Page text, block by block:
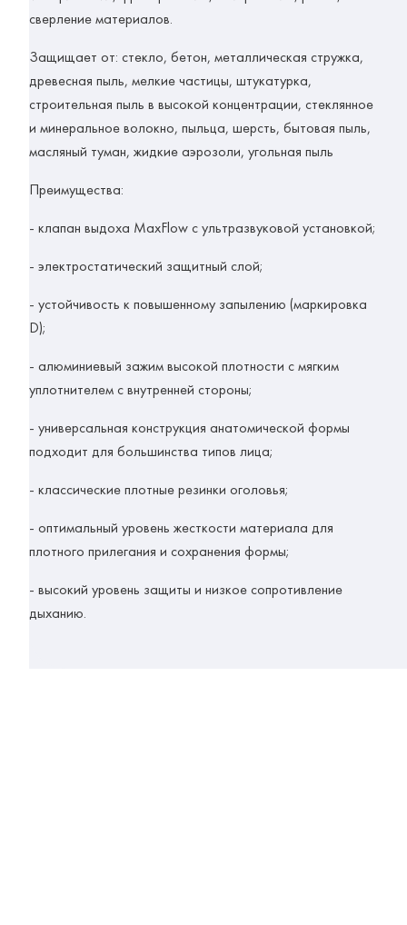
сверление материалов.
Защищает от: стекло, бетон, металлическая стружка,
древесная пыль, мелкие частицы, штукатурка,
строительная пыль в высокой концентрации, стеклянное
и минеральное волокно, пыльца, шерсть, бытовая пыль,
масляный туман, жидкие аэрозоли, угольная пыль
Преимущества:
- клапан выдоха MaxFlow с ультразвуковой установкой;
- электростатический защитный слой;
- устойчивость к повышенному запылению (маркировка
D);
- алюминиевый зажим высокой плотности с мягким
уплотнителем с внутренней стороны;
- универсальная конструкция анатомической формы
подходит для большинства типов лица;
- классические плотные резинки оголовья;
- оптимальный уровень жесткости материала для
плотного прилегания и сохранения формы;
- высокий уровень защиты и низкое сопротивление
дыханию.